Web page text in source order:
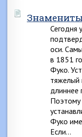
Сегодня
оси.
в 1851
Фуко.
тяжелый
длиннее
Поэтому
Фуко
Если…